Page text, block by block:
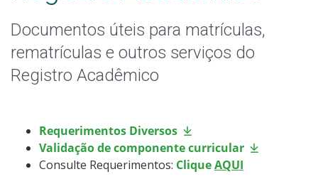
Horário de Aula
Horário dos Professores
Oportunidades
Documentos úteis para matrículas,
rematrículas e outros serviços do
Registro Acadêmico
Requerimentos Diversos
Validação de componente curricular
Consulte Requerimentos: CliqueAQUI